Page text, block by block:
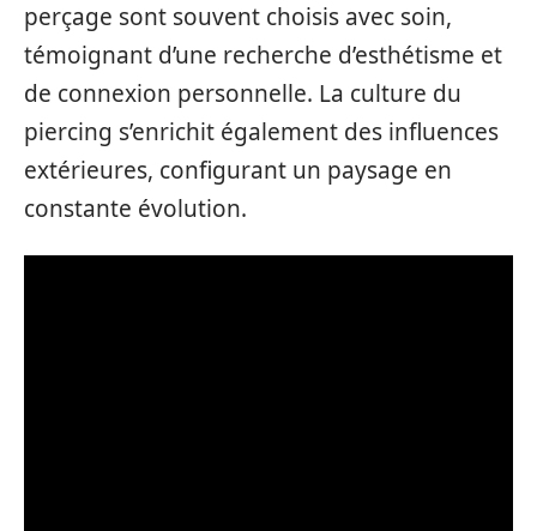
perçage sont souvent choisis avec soin,
témoignant d’une recherche d’esthétisme et
de connexion personnelle. La culture du
piercing s’enrichit également des influences
extérieures, configurant un paysage en
constante évolution.